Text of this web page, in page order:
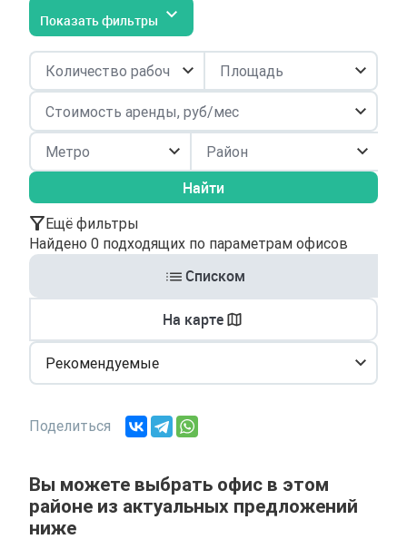
Показать фильтры
Район
Найти
Ещё фильтры
Найдено 0 подходящих по параметрам офисов
Списком
На карте
Рекомендуемые
Поделиться
Вы можете выбрать офис в этом
районе из актуальных предложений
ниже